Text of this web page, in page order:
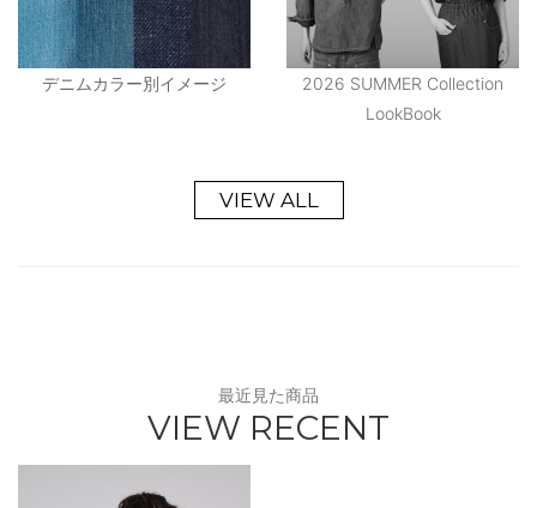
デニムカラー別イメージ
2026 SUMMER Collection
LookBook
VIEW ALL
最近見た商品
VIEW RECENT